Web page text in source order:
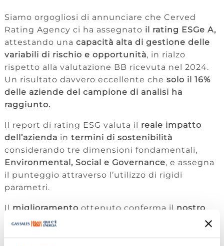
Siamo orgogliosi di annunciare che Cerved
Rating Agency ci ha assegnato il rating ESGe A,
attestando una capacità alta di gestione delle
variabili di rischio e opportunità, in rialzo
rispetto alla valutazione BB ricevuta nel 2024.
Un risultato davvero eccellente che solo il 16%
delle aziende del campione di analisi ha
raggiunto.
Il report di rating ESG valuta il reale impatto
dell’azienda in termini di sostenibilità
considerando tre dimensioni fondamentali,
Environmental, Social e Governance, e assegna
il punteggio attraverso l’utilizzo di rigidi
parametri.
Il miglioramento ottenuto conferma il nostro
impegnoverso il tema della